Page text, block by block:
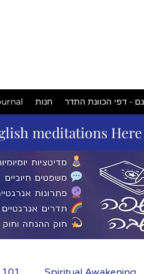
חנות - דפי הכוונת התדר
meditations